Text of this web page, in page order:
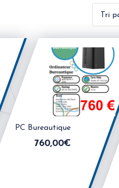
PC Bureautique
760,00€